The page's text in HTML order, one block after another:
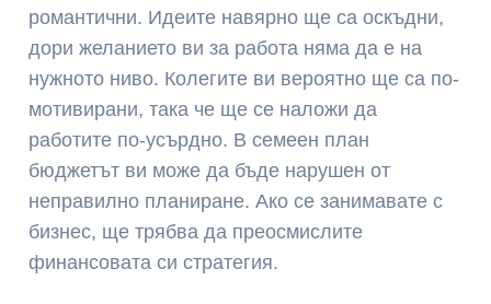
романтични. Идеите навярно ще са оскъдни,
дори желанието ви за работа няма да е на
нужното ниво. Колегите ви вероятно ще са по-
мотивирани, така че ще се наложи да
работите по-усърдно. В семеен план
бюджетът ви може да бъде нарушен от
неправилно планиране. Ако се занимавате с
бизнес, ще трябва да преосмислите
финансовата си стратегия.